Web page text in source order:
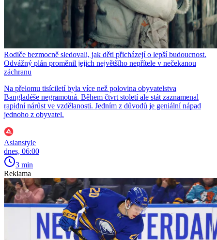
Rodiče bezmocně sledovali, jak děti přicházejí o lepší budoucnost.
Odvážný plán proměnil jejich největšího nepřítele v nečekanou
záchranu
Na přelomu tisíciletí byla více než polovina obyvatelstva
Bangladéše negramotná. Během čtvrt století ale stát zaznamenal
rapidní nárůst ve vzdělanosti. Jedním z důvodů je geniální nápad
jednoho z obyvatel.
Asianstyle
dnes, 06:00
3 min
Reklama